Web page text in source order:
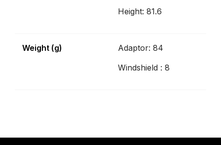
Height: 81.6
Weight (g)
Adaptor: 84
Windshield : 8